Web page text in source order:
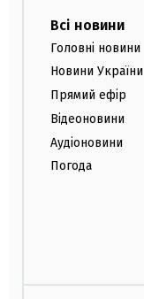
Всі новини
Головні новини
Новини України
Прямий ефір
Відеоновини
Аудіоновини
Погода